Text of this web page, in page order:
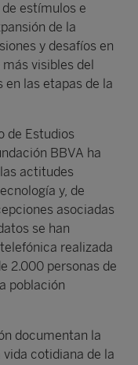
estímulos e
de la
y desafíos en
visibles del
en las etapas de la
de Estudios
BBVA ha
actitudes
y, de
asociadas
se han
realizada
2.000 personas de
población
documentan la
cotidiana de la